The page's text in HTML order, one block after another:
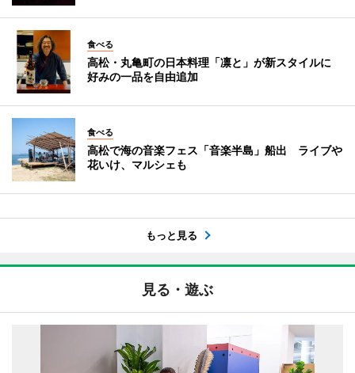
食べる
高松・丸亀町の日本料理「凛と」が新スタイルに
好みの一品を自由追加
食べる
高松で海の音楽フェス「音楽半島」船出 ライブや
花いけ、マルシェも
もっと見る
見る・遊ぶ